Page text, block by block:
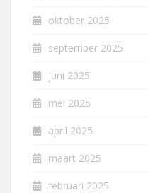
oktober 2025
september 2025
juni 2025
mei 2025
april 2025
maart 2025
februari 2025